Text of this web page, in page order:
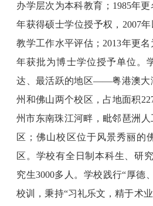
办学层次为本科教育；1985年
年获得硕士学位授予权，2007
教学工作水平评估；2013年更名
年获批为博士学位授予单位。
达、最活跃的地区——粤港澳大
州和佛山两个校区，占地面积
州市东南珠江河畔，毗邻琶洲
区；佛山校区位于风景秀丽的
区。学校有全日制本科生、研
究生3000多人。学校践行“厚德
校训，秉持“习礼乐文，精于术